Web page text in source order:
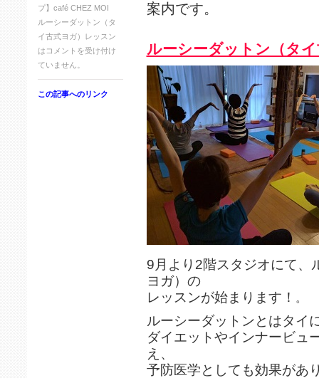
プ】café CHEZ MOI
ルーシーダットン（タ
イ古式ヨガ）レッスン
は コメントを受け付け
ていません。
この記事へのリンク
案内です。
ルーシーダットン（タ
9月より2階スタジオにて、
ヨガ）の
レッスンが始まります！ 。
ルーシーダットンとはタイ
ダイエットやインナービュ
え、
予防医学としても効果があ